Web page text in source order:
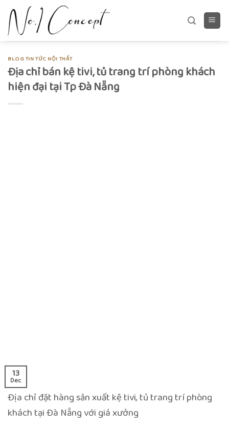
Skip
content
BLOG TIN TỨC NỘI THẤT
Địa chỉ bán kệ tivi, tủ trang trí phòng khách
hiện đại tại Tp Đà Nẵng
13
Dec
Địa chỉ đặt hàng sản xuất kệ tivi, tủ trang trí phòng
khách tại Đà Nẵng với giá xưởng